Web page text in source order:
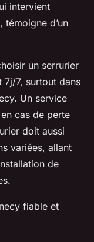
intervient
témoigne d’un
un serrurier
7, surtout dans
Un service
cas de perte
doit aussi
variées, allant
de
fiable et